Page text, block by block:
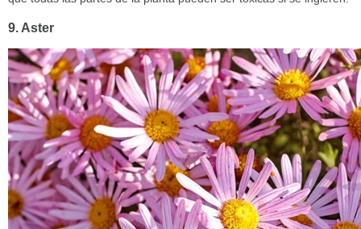
9. Aster